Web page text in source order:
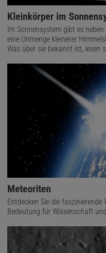
Kleinkörper im
Im Sonnensystem gibt es
eine Unmenge kleinerer
Was über sie bekannt ist, lesen
Meteoriten
Entdecken Sie die
Bedeutung für Wissenschaft